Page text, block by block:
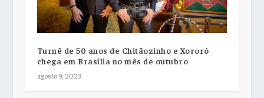
Turnê de 50 anos de Chitãozinho e Xororó
chega em Brasília no mês de outubro
agosto 9, 2023